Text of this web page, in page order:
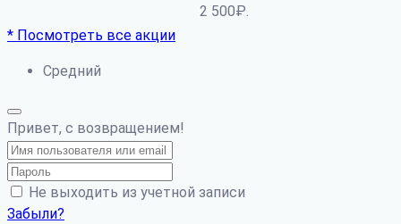
2 500₽.
* Посмотреть все акции
Средний
Привет, с возвращением!
Не выходить из учетной записи
Забыли?